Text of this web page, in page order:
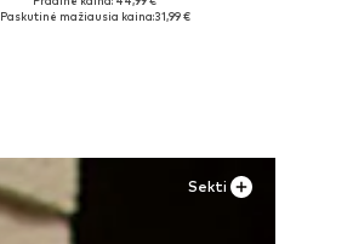
Paskutinė mažiausia kaina:31,99 €
Sekti